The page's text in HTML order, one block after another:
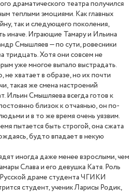
драматического театра получился
теплыми эмоциями. Как главных
так и следующего поколения,
иначе. Играющие Тамару и Ильина
Смышляев — по сути, ровесники
тридцать. Хотя они совсем не
уже многое выпало выстрадать.
не хватает в образе, но их почти
такая же смена настроений
Ильин Смышляева всегда готов к
близок к отчаянью, он по-
и в то же время очень уязвим.
пытается быть строгой, она сжата
будто впадает в некую
иногда даже менее взрослыми, чем
Слава и его девушка Катя. Роль
драме студента ЧГИКИ
студент, ученик Ларисы Родик,